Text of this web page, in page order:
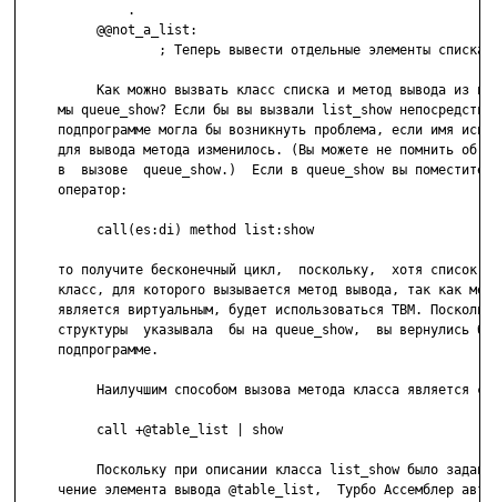
              .
          @@not_a_list:
                  ; Теперь вывести отдельные элементы списка.
Как можно вызвать класс списка и метод вывода из
мы queue_show? Если бы вы вызвали list_show
подпрограмме могла бы возникнуть проблема, если имя
для вывода метода изменилось. (Вы можете не помнить об
в  вызове  queue_show.)  Если в queue_show вы поместите
     оператор:
          call(es:di) method list:show
то получите бесконечный цикл,  поскольку,  хотя список
класс, для которого вызывается метод вывода, так как
является виртуальным, будет использоваться ТВМ.
структуры  указывала  бы на queue_show,  вы вернулись бы
     подпрограмме.
Наилучшим способом вызова метода класса является
          call +@table_list | show
Поскольку при описании класса list_show было задано
чение элемента вывода @table_list,  Турбо Ассемблер